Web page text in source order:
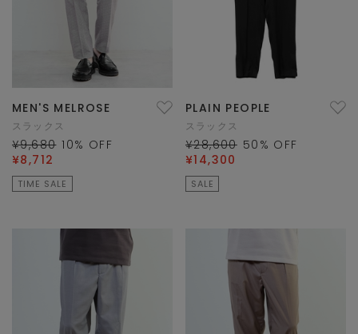
MEN'S MELROSE
スラックス
¥9,680 10% OFF
¥8,712
TIME SALE
PLAIN PEOPLE
スラックス
¥28,600 50 % OFF
¥14,300
SALE